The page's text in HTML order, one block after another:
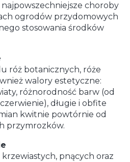
choroby
ogrodów przydomowych
stosowania środków
róż botanicznych, róże
walory estetyczne:
różnorodność barw (od
długie i obfite
kwitnie powtórnie od
przymrozków.
pnących oraz